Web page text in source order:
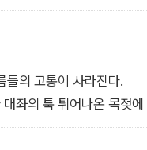
금펜상 수상작품집: 2023
》, 《인덱스 판타지: 에고 웨
들의 고통이 사라진다.
좌의 툭 튀어나온 목젖